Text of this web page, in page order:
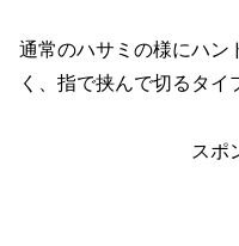
通常のハサミの様にハン
く、指で挟んで切るタイ
スポ